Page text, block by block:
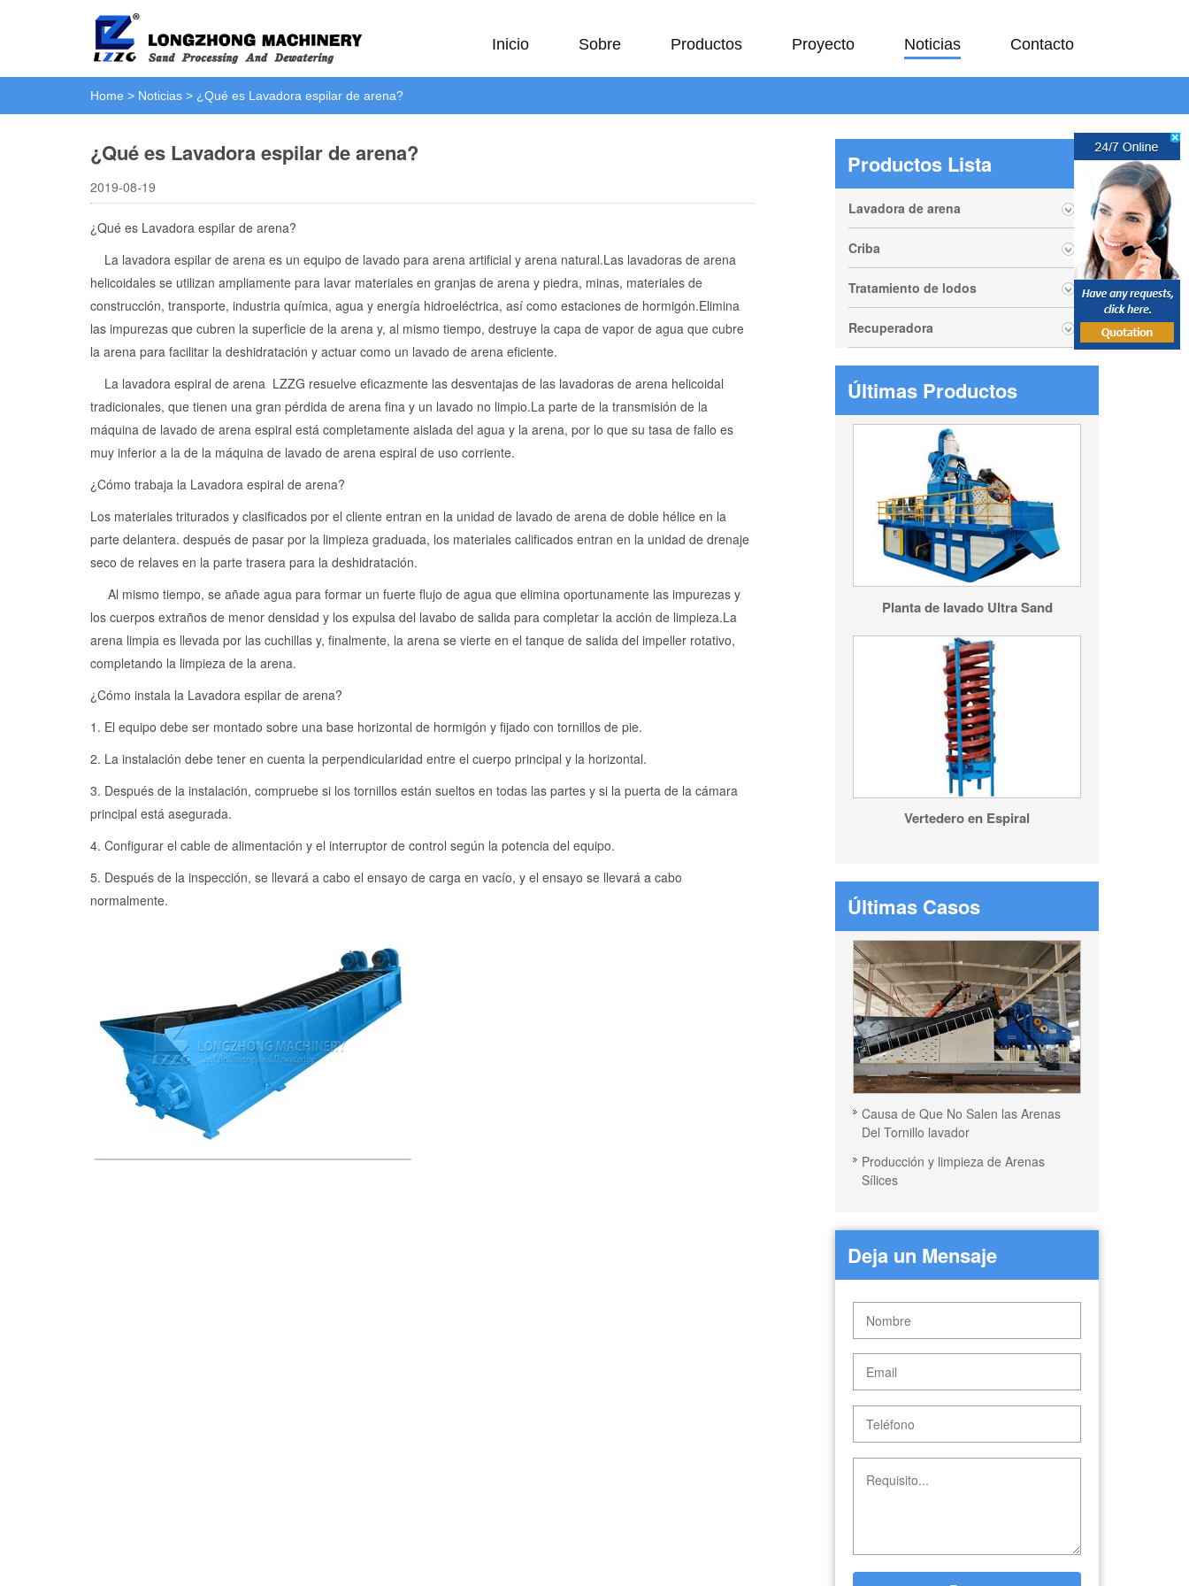
Inicio Sobre Productos Proyecto Noticias Contacto
Home > Noticias > ¿Qué es Lavadora espilar de arena?
¿Qué es Lavadora espilar de arena?
2019-08-19
¿Qué es Lavadora espilar de arena?
La lavadora espilar de arena es un equipo de lavado para arena artificial y arena natural.Las lavadoras de arena
helicoidales se utilizan ampliamente para lavar materiales en granjas de arena y piedra, minas, materiales de
construcción, transporte, industria química, agua y energía hidroeléctrica, así como estaciones de hormigón.Elimina
las impurezas que cubren la superficie de la arena y, al mismo tiempo, destruye la capa de vapor de agua que cubre
la arena para facilitar la deshidratación y actuar como un lavado de arena eficiente.
La lavadora espiral de arena LZZG resuelve eficazmente las desventajas de las lavadoras de arena helicoidal
tradicionales, que tienen una gran pérdida de arena fina y un lavado no limpio.La parte de la transmisión de la
máquina de lavado de arena espiral está completamente aislada del agua y la arena, por lo que su tasa de fallo es
muy inferior a la de la máquina de lavado de arena espiral de uso corriente.
¿Cómo trabaja la Lavadora espiral de arena?
Los materiales triturados y clasificados por el cliente entran en la unidad de lavado de arena de doble hélice en la
parte delantera. después de pasar por la limpieza graduada, los materiales calificados entran en la unidad de drenaje
seco de relaves en la parte trasera para la deshidratación.
Al mismo tiempo, se añade agua para formar un fuerte flujo de agua que elimina oportunamente las impurezas y
los cuerpos extraños de menor densidad y los expulsa del lavabo de salida para completar la acción de limpieza.La
arena limpia es llevada por las cuchillas y, finalmente, la arena se vierte en el tanque de salida del impeller rotativo,
completando la limpieza de la arena.
¿Cómo instala la Lavadora espilar de arena?
1. El equipo debe ser montado sobre una base horizontal de hormigón y fijado con tornillos de pie.
2. La instalación debe tener en cuenta la perpendicularidad entre el cuerpo principal y la horizontal.
3. Después de la instalación, compruebe si los tornillos están sueltos en todas las partes y si la puerta de la cámara
principal está asegurada.
4. Configurar el cable de alimentación y el interruptor de control según la potencia del equipo.
5. Después de la inspección, se llevará a cabo el ensayo de carga en vacío, y el ensayo se llevará a cabo
normalmente.
Productos Lista
Lavadora de arena
Criba
Tratamiento de lodos
Recuperadora
Últimas Productos
Planta de lavado Ultra Sand
Vertedero en Espiral
Últimas Casos
Causa de Que No Salen las Arenas
Del Tornillo lavador
Producción y limpieza de Arenas
Sílices
Deja un Mensaje